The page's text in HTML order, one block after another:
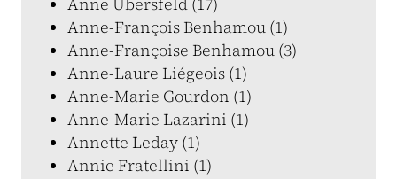
Anne-François Benhamou (1)
Anne-Françoise Benhamou (3)
Anne-Laure Liégeois (1)
Anne-Marie Gourdon (1)
Anne-Marie Lazarini (1)
Annette Leday (1)
Annie Fratellini (1)